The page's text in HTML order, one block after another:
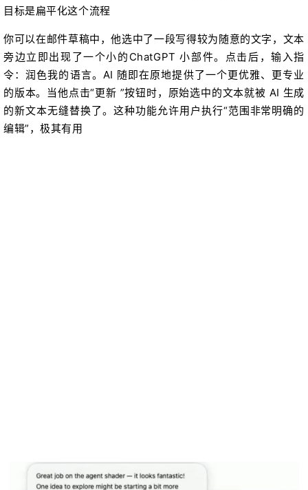
目标是扁平化这个流程
你可以在邮件草稿中，他选中了一段写得较为随意的文字，文本
旁边立即出现了一个小的ChatGPT 小部件。点击后，输入指
令：润色我的语言。AI 随即在原地提供了一个更优雅、更专业
的版本。当他点击“更新 ”按钮时，原始选中的文本就被 AI 生成
的新文本无缝替换了。这种功能允许用户执行“范围非常明确的
编辑”，极其有用